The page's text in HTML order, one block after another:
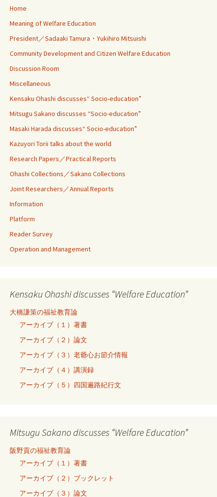
Home
Meaning of Welfare Education
President／Sadaaki Tamura・Yukihiro Mitsuishi
Community Development and Citizen Welfare Education
Discussion Room
Miscellaneous
Kensaku Ohashi discusses“ Socio-education”
Mitsugu Sakano discusses “Socio-education”
Masaki Harada discusses“ Socio-education”
Kazuyori Torii talks about the world
Research Papers／Practical Reports
Ohashi Collections／Sakano Collections
Joint Researchers／Annual Reports
Information
Platform
Reader Survey
Operation and Management
Kensaku Ohashi discusses “Welfare Education”
大橋謙策の福祉教育論
アーカイブ（１）著書
アーカイブ（２）論文
アーカイブ（３）老爺心お節介情報
アーカイブ（４）講演録
アーカイブ（５）四国遍路紀行文
Mitsugu Sakano discusses “Welfare Education”
阪野貢の福祉教育論
アーカイブ（１）著書
アーカイブ（２）ブックレット
アーカイブ（３）論文